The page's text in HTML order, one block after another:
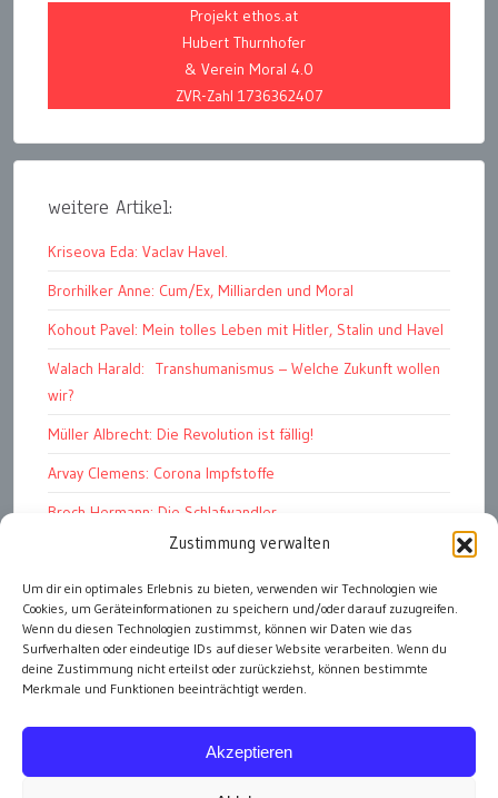
Zustimmung verwalten
Um dir ein optimales Erlebnis zu bieten, verwenden wir Technologien wie
Cookies, um Geräteinformationen zu speichern und/oder darauf zuzugreifen.
Wenn du diesen Technologien zustimmst, können wir Daten wie das
Surfverhalten oder eindeutige IDs auf dieser Website verarbeiten. Wenn du
deine Zustimmung nicht erteilst oder zurückziehst, können bestimmte
Merkmale und Funktionen beeinträchtigt werden.
Akzeptieren
Projekt ethos.at
Hubert Thurnhofer
& Verein Moral 4.0
ZVR-Zahl 1736362407
weitere Artikel:
Kriseova Eda: Vaclav Havel.
Brorhilker Anne: Cum/Ex, Milliarden und Moral
Kohout Pavel: Mein tolles Leben mit Hitler, Stalin und Havel
Walach Harald: Transhumanismus – Welche Zukunft wollen
wir?
Müller Albrecht: Die Revolution ist fällig!
Arvay Clemens: Corona Impfstoffe
Broch Hermann: Die Schlafwandler
Kohout Pavel: Ende der Großen Ferien
Bonelli Raphael: Kopflos
Luczak Andreas: Deutschlands Energiewende
alle Artikel